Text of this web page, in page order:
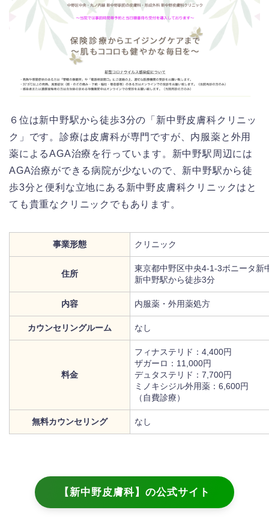
６位は新中野駅から徒歩3分の「新中野皮膚科クリニッ
ク」です。診療は皮膚科が専門ですが、内服薬と外用
薬によるAGA治療を行っています。新中野駅周辺には
AGA治療ができる病院が少ないので、新中野駅から徒
歩3分と便利な立地にある新中野皮膚科クリニックはと
ても貴重なクリニックでもあります。
事業形態 クリニック
住所
東京都中野区中央4-1-3ボニータ新
新中野駅から徒歩3分
内容 内服薬・外用薬処方
カウンセリングルーム なし
料金
フィナステリド：4,400円
ザガーロ：11,000円
デュタステリド：7,700円
ミノキシジル外用薬：6,600円
（自費診療）
無料カウンセリング なし
【新中野皮膚科】の公式サイト